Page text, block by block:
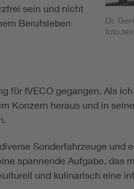
Dr.
sein und nicht
Berufsleben
für IVECO gegangen. Als
Konzern heraus und in
Sonderfahrzeuge und
spannende Aufgabe, das
und kulinarisch eine